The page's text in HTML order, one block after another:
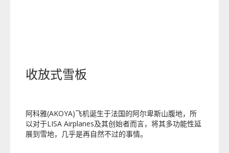
收放式雪板
阿科雅(AKOYA)飞机诞生于法国的阿尔卑斯山腹地，所
以对于LISA Airplanes及其创始者而言，将其多功能性延
展到雪地，几乎是再自然不过的事情。